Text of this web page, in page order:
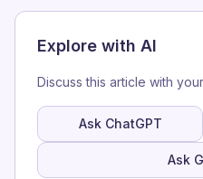
Explore with AI
Discuss this article with
Ask ChatGPT
Ask